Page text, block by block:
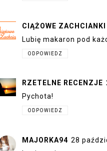
CIĄŻOWE ZACHCIANKI
Lubię makaron pod
ODPOWIEDZ
RZETELNE RECENZJE
Pychota!
ODPOWIEDZ
MAJORKA94 28